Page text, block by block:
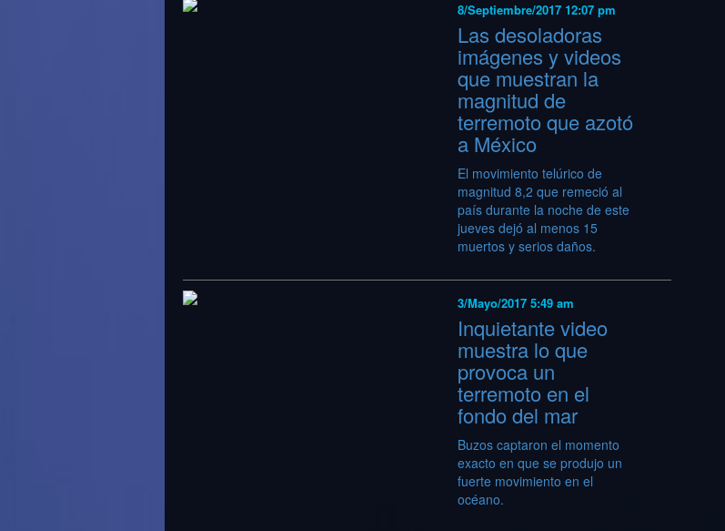
8/Septiembre/2017 12:07 pm
Las desoladoras
imágenes y videos
que muestran la
magnitud de
terremoto que azotó
a México
El movimiento telúrico de
magnitud 8,2 que remeció al
país durante la noche de este
jueves dejó al menos 15
muertos y serios daños.
3/Mayo/2017 5:49 am
Inquietante video
muestra lo que
provoca un
terremoto en el
fondo del mar
Buzos captaron el momento
exacto en que se produjo un
fuerte movimiento en el
océano.